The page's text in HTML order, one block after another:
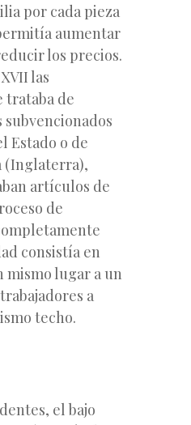
por cada pieza
aumentar
los precios.
las
trataba de
Estado o de
(Inglaterra),
artículos de
de
consistía en
mismo lugar a un
a
techo.
el bajo